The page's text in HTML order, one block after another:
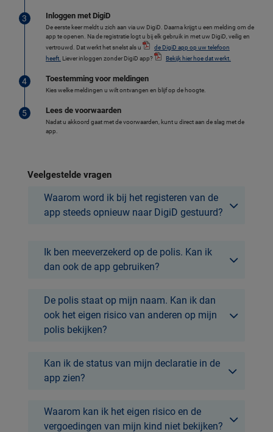
Inloggen met DigiD
De eerste keer meldt u zich aan via uw DigiD. Daarna krijgt u een melding om de
app te openen. Na de registratie logt u bij elk gebruik in met uw DigiD, veilig en
vertrouwd. Dat werkt het snelst als u
de DigiD app op uw telefoon
heeft. Liever inloggen zonder DigiD app? Bekijk hier hoe dat werkt.
Toestemming voor meldingen
Kies welke meldingen u wilt ontvangen en blijf op de hoogte.
Lees de voorwaarden
Nadat u akkoord gaat met de voorwaarden, kunt u direct aan de slag met de
app.
Veelgestelde vragen
Waarom word ik bij het registeren van de
app steeds opnieuw naar DigiD gestuurd?
Ik ben meeverzekerd op de polis. Kan ik
dan ook de app gebruiken?
De polis staat op mijn naam. Kan ik dan
ook het eigen risico van anderen op mijn
polis bekijken?
Kan ik de status van mijn declaratie in de
app zien?
Waarom kan ik het eigen risico en de
vergoedingen van mijn kind niet bekijken?